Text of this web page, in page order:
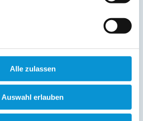
Alle zulassen
Auswahl erlauben
kann diesem
vorgenannten Rechte können Sie
angegebenen
geltend machen, außerdem steht
bei einer Aufsichtsbehörde